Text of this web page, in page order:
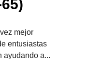
mejor
entusiastas
ayudando a...